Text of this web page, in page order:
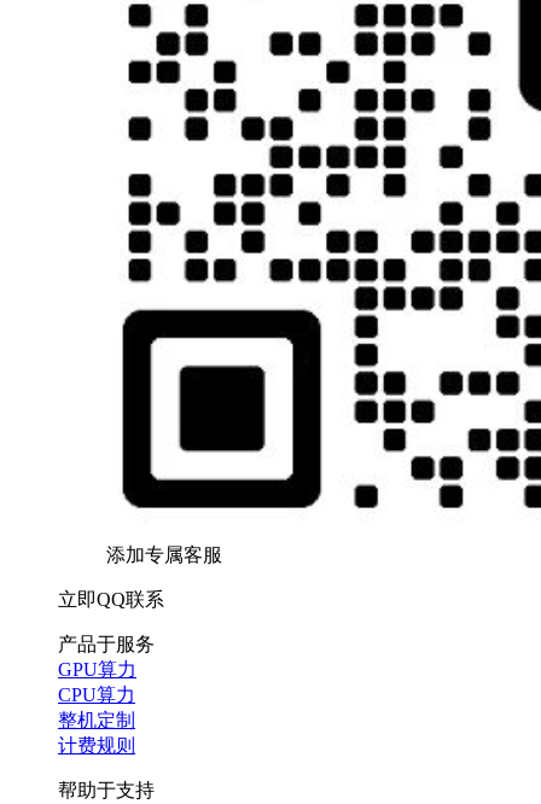
添加专属客服
立即QQ联系
产品于服务
GPU算力
CPU算力
整机定制
计费规则
帮助于支持